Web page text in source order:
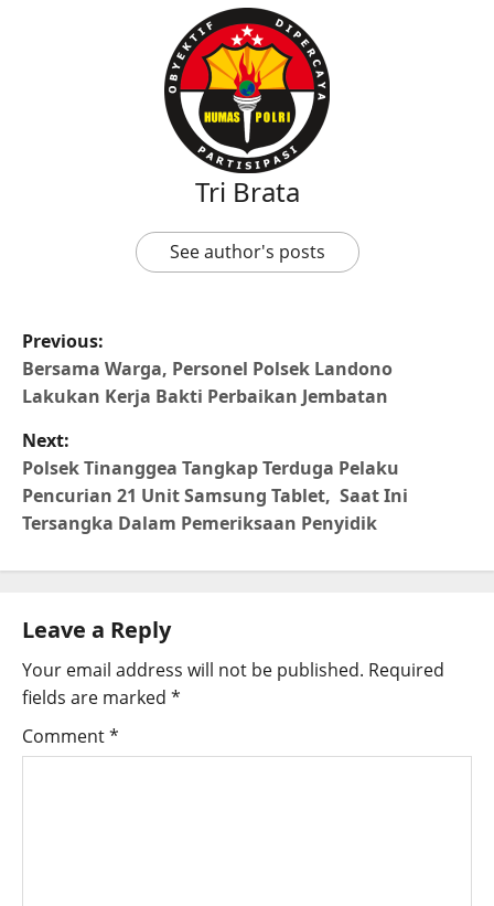
Tri Brata
See author's posts
Previous:
Bersama Warga, Personel Polsek Landono
Lakukan Kerja Bakti Perbaikan Jembatan
Next:
Polsek Tinanggea Tangkap Terduga Pelaku
Pencurian 21 Unit Samsung Tablet, Saat Ini
Tersangka Dalam Pemeriksaan Penyidik
Leave a Reply
Your email address will not be published. Required
fields are marked *
Comment*